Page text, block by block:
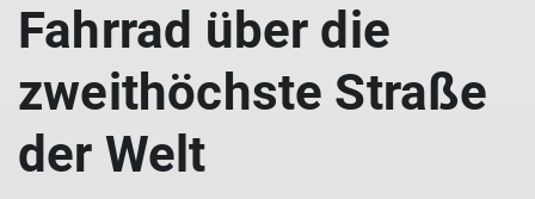
Fahrrad über die
zweithöchste Straße
der Welt